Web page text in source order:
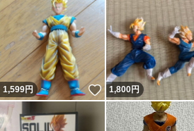
1,599円 いいね！
1,800円